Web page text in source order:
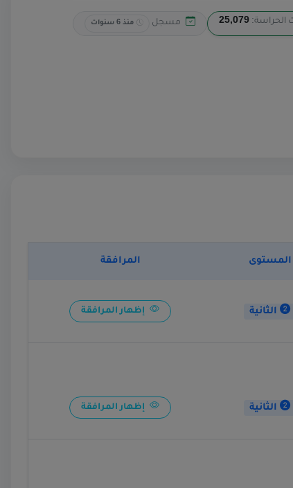
الحراسة: 25,079 مسجل منذ 6 سنوات
المستوى المرافقة
الثانية إظهار المرافقة
الثانية إظهار المرافقة